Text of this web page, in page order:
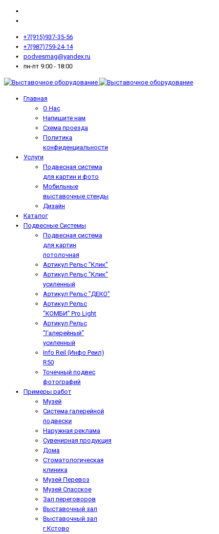
+7(915)937-35-56
+7(987)759-24-14
podvesmag@yandex.ru
пн-пт 9:00 - 18:00
Главная
О Нас
Напишите нам
Схема проезда
Политика
конфиденциальности
Услуги
Подвесная система
для картин и фото
Мобильные
выставочные стенды
Дизайн
Каталог
Подвесные Системы
Подвесная система
для картин
потолочная
Артикул Рельс "Клик"
Артикул Рельс "Клик"
усиленный
Артикул Рельс "ДЕКО"
Артикул Рельс
"КОМБИ" Pro Light
Артикул Рельс
"Галерейный"
усиленный
Info Reil (Инфо Реил)
R50
Точечный подвес
фотографий
Примеры работ
Музей
Система галерейной
подвески
Наружная реклама
Сувенирная продукция
Дома
Стоматологическая
клиника
Музей Перевоз
Музей Спасское
Зал переговоров
Выставочный зал
Выставочный зал
г.Кстово